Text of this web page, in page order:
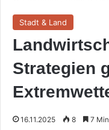
Stadt & Land
Strategien
16.11.2025 8 7